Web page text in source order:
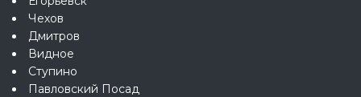
Чехов
Дмитров
Видное
Ступино
Павловский Посад